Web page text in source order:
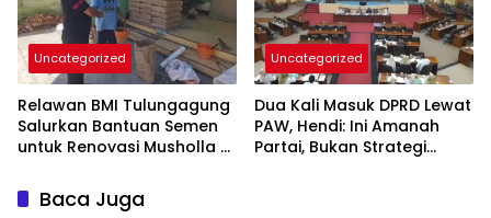
Uncategorized
Relawan BMI Tulungagung
Salurkan Bantuan Semen
untuk Renovasi Musholla Al
Uncategorized
Dua Kali Masuk DPRD Lewat
PAW, Hendi: Ini Amanah
Partai, Bukan Strategi
Baca Juga